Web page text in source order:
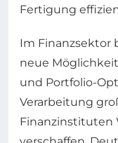
Fertigung
Im
neue
und Portfolio-
Verarbeitung
Finanzinstituten